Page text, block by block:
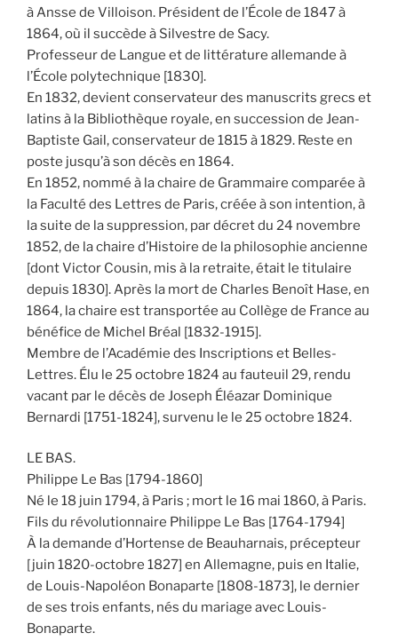
à Ansse de Villoison. Président de l’École de 1847 à
1864, où il succède à Silvestre de Sacy.
Professeur de Langue et de littérature allemande à
l’École polytechnique [1830].
En 1832, devient conservateur des manuscrits grecs et
latins à la Bibliothèque royale, en succession de Jean-
Baptiste Gail, conservateur de 1815 à 1829. Reste en
poste jusqu’à son décès en 1864.
En 1852, nommé à la chaire de Grammaire comparée à
la Faculté des Lettres de Paris, créée à son intention, à
la suite de la suppression, par décret du 24 novembre
1852, de la chaire d’Histoire de la philosophie ancienne
[dont Victor Cousin, mis à la retraite, était le titulaire
depuis 1830]. Après la mort de Charles Benoît Hase, en
1864, la chaire est transportée au Collège de France au
bénéfice de Michel Bréal [1832-1915].
Membre de l’Académie des Inscriptions et Belles-
Lettres. Élu le 25 octobre 1824 au fauteuil 29, rendu
vacant par le décès de Joseph Éléazar Dominique
Bernardi [1751-1824], survenu le le 25 octobre 1824.
LE BAS.
Philippe Le Bas [1794-1860]
Né le 18 juin 1794, à Paris ; mort le 16 mai 1860, à Paris.
Fils du révolutionnaire Philippe Le Bas [1764-1794]
À la demande d’Hortense de Beauharnais, précepteur
[juin 1820-octobre 1827] en Allemagne, puis en Italie,
de Louis-Napoléon Bonaparte [1808-1873], le dernier
de ses trois enfants, nés du mariage avec Louis-
Bonaparte.